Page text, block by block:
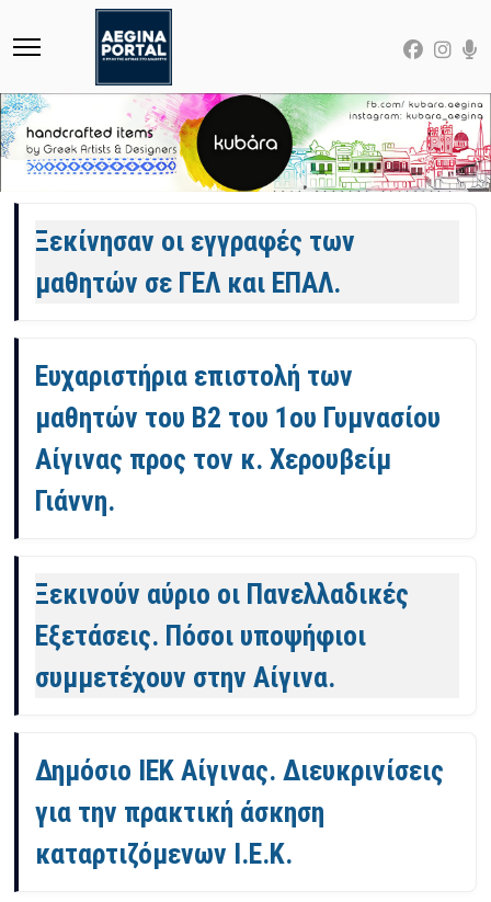
Άρθρα
Ξεκίνησαν οι εγγραφές των
μαθητών σε ΓΕΛ και ΕΠΑΛ.
Ευχαριστήρια επιστολή των
μαθητών του Β2 του 1ου Γυμνασίου
Αίγινας προς τον κ. Χερουβείμ
Γιάννη.
Ξεκινούν αύριο οι Πανελλαδικές
Εξετάσεις. Πόσοι υποψήφιοι
συμμετέχουν στην Αίγινα.
Δημόσιο ΙΕΚ Αίγινας. Διευκρινίσεις
για την πρακτική άσκηση
καταρτιζόμενων Ι.Ε.Κ.